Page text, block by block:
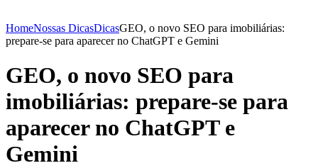
HomeNossas DicasDicasGEO, o novo SEO para imobiliárias:
prepare-se para aparecer no ChatGPT e Gemini
GEO, o novo SEO para
imobiliárias: prepare-se para
aparecer no ChatGPT e
Gemini